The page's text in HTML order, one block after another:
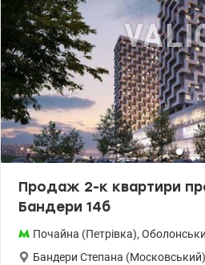
Продаж 2-к квартири
Бандери 14б
Почайна (Петрівка),
Бандери Степана (Московський)